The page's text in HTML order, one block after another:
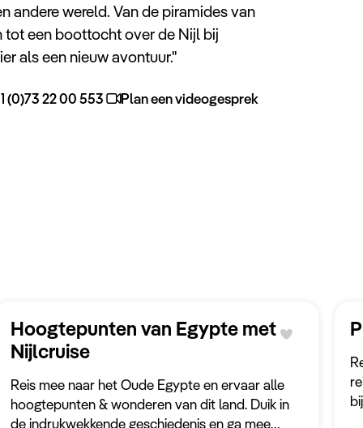
andere wereld. Van de piramides van
tot een boottocht over de Nijl bij
als een nieuw avontuur.''
(0)73 22 00 553 Plan een videogesprek
Hoogtepunten van Egypte met
Nijlcruise
Reis mee naar het Oude Egypte en ervaar alle
hoogtepunten & wonderen van dit land. Duik in
de indrukwekkende geschiedenis en ga mee